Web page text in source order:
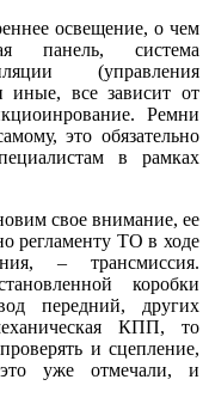
освещение, о чем
панель, система
(управления
иные, все зависит от
Ремни
это обязательно
в рамках
свое внимание, ее
регламенту ТО в ходе
– трансмиссия.
коробки
передний, других
КПП, то
и сцепление,
уже отмечали, и